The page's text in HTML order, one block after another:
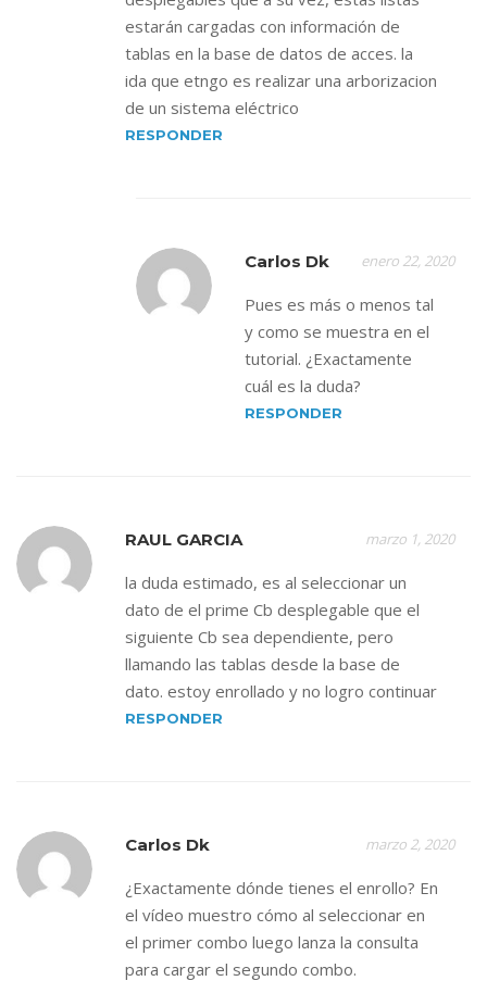
estarán cargadas con información de
tablas en la base de datos de acces. la
ida que etngo es realizar una arborizacion
de un sistema eléctrico
RESPONDER
Carlos Dk enero 22, 2020
Pues es más o menos tal
y como se muestra en el
tutorial. ¿Exactamente
cuál es la duda?
RESPONDER
RAUL GARCIA marzo 1, 2020
la duda estimado, es al seleccionar un
dato de el prime Cb desplegable que el
siguiente Cb sea dependiente, pero
llamando las tablas desde la base de
dato. estoy enrollado y no logro continuar
RESPONDER
Carlos Dk marzo 2, 2020
¿Exactamente dónde tienes el enrollo? En
el vídeo muestro cómo al seleccionar en
el primer combo luego lanza la consulta
para cargar el segundo combo.